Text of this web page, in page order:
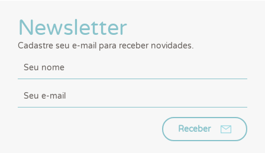
Newsletter
Cadastre seu e-mail para receber novidades.
Receber